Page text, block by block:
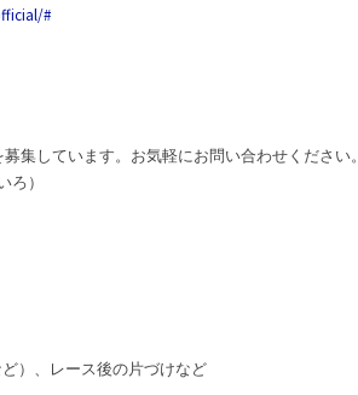
#
集しています。お気軽にお問い合わせください。
）
）、レース後の片づけなど